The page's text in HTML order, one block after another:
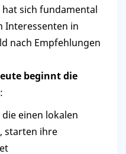
sich fundamental
Interessenten in
nach Empfehlungen
beginnt die
:
einen lokalen
starten ihre